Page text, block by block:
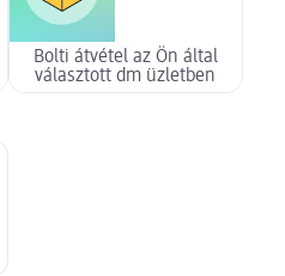
Bolti átvétel az Ön által
választott dm üzletben